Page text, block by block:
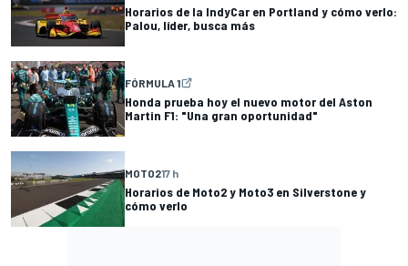
Horarios de la IndyCar en Portland y cómo verlo:
Palou, líder, busca más
FÓRMULA 1
Honda prueba hoy el nuevo motor del Aston
Martin F1: "Una gran oportunidad"
MOTO217 h
Horarios de Moto2 y Moto3 en Silverstone y
cómo verlo